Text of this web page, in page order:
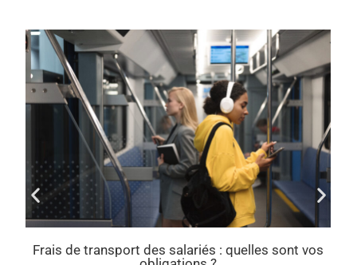
transport des salariés : quelles sont vos
Taxes sur